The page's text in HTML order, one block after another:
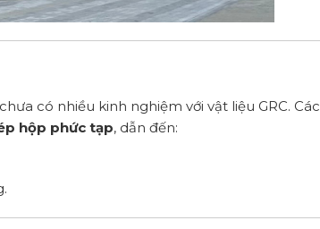
có nhiều kinh nghiệm với vật liệu GRC. Các
hộp phức tạp, dẫn đến: